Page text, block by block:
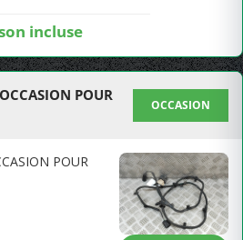
incluse
POUR
OCCASION
POUR